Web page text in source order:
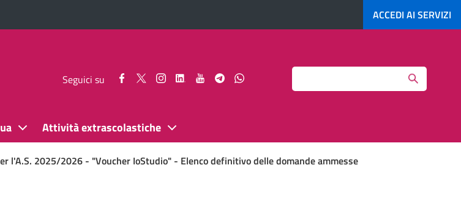
ACCEDI AI SERVIZI
Seguici su
Seguici SeguiciSeguici Seguici SeguiciSeguiciSeguici
Search
Attività extrascolastiche
l'A.S. 2025/2026 - "Voucher IoStudio" - Elenco definitivo delle domande ammesse